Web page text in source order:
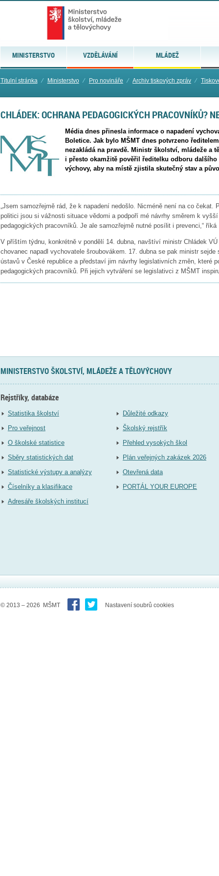
MINISTERSTVO VZDĚLÁVÁNÍ MLÁDEŽ
Titulní stránka ⁄ Ministerstvo ⁄ Pro novináře ⁄ Archiv tiskových zpráv ⁄
CHLÁDEK: OCHRANA PEDAGOGICKÝCH PRACOVNÍKŮ?
Média dnes přinesla informace o napadení
Boletice. Jak bylo MŠMT dnes potvrzeno
nezakládá na pravdě. Ministr školství, mládeže a
i přesto okamžitě pověřil ředitelku odboru
výchovy, aby na místě zjistila skutečný stav a
„Jsem samozřejmě rád, že k napadení nedošlo. Nicméně není na co čekat.
politici jsou si vážnosti situace vědomi a podpoří mé návrhy směrem k
pedagogických pracovníků. Je ale samozřejmě nutné posílit i prevenci,“ říká
V příštím týdnu, konkrétně v pondělí 14. dubna, navštíví ministr Chládek
chovanec napadl vychovatele šroubovákem. 17. dubna se pak ministr
ústavů v České republice a představí jim návrhy legislativních změn, které
pedagogických pracovníků. Při jejich vytváření se legislativci z MŠMT
MINISTERSTVO ŠKOLSTVÍ, MLÁDEŽE A TĚLOVÝCHOVY
Rejstříky, databáze
Statistika školství
Pro veřejnost
O školské statistice
Sběry statistických dat
Statistické výstupy a analýzy
Číselníky a klasifikace
Adresáře školských institucí
Důležité odkazy
Školský rejstřík
Přehled vysokých škol
Plán veřejných zakázek 2026
Otevřená data
PORTÁL YOUR EUROPE
© 2013 – 2026 MŠMT Nastavení soubrů cookies